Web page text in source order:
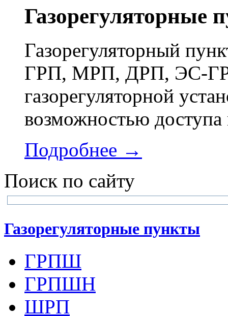
Газорегуляторные
Газорегуляторный
ГРП, МРП, ДРП, ЭС-
газорегуляторной
возможностью доступа
Подробнее →
Поиск по сайту
Газорегуляторные пункты
ГРПШ
ГРПШН
ШРП